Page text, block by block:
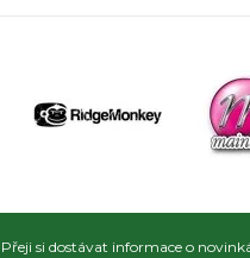
Přeji si dostávat informace o